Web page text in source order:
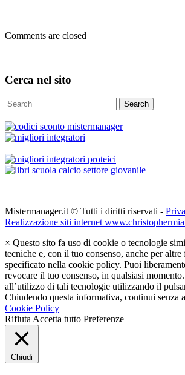
Comments are closed
Cerca nel sito
Search
Mistermanager.it © Tutti i diritti riservati -
Realizzazione siti internet
× Questo sito fa uso di cookie o tecnologie
tecniche e, con il tuo consenso, anche per
specificato nella cookie policy. Puoi
revocare il tuo consenso, in qualsiasi
all’utilizzo di tali tecnologie utilizzando il
Chiudendo questa informativa, continui senza
Cookie Policy
Rifiuta Accetta tutto Preferenze
Chiudi